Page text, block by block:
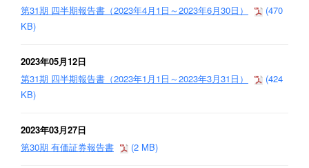
第31期 四半期報告書（2023年4月1日～2023年6月30日）
(470
KB)
2023年05月12日
第31期 四半期報告書（2023年1月1日～2023年3月31日）
(424
KB)
2023年03月27日
第30期 有価証券報告書
(2 MB)